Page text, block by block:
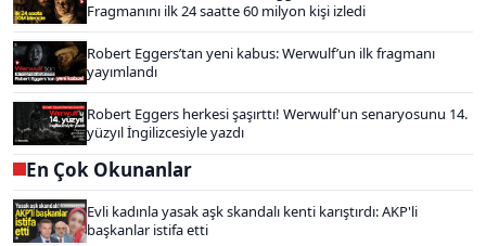
Fragmanını ilk 24 saatte 60 milyon kişi izledi
Robert Eggers’tan yeni kabus: Werwulf’un ilk fragmanı
yayımlandı
Robert Eggers herkesi şaşırttı! Werwulf'un senaryosunu 14.
yüzyıl İngilizcesiyle yazdı
En Çok Okunanlar
Evli kadınla yasak aşk skandalı kenti karıştırdı: AKP'li
başkanlar istifa etti